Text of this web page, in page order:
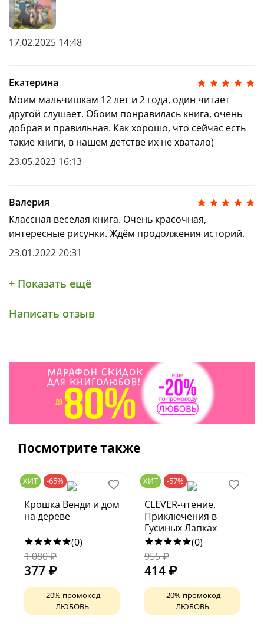
17.02.2025 14:48
Екатерина
Моим мальчишкам 12 лет и 2 года, один читает
другой слушает. Обоим понравилась книга, очень
добрая и правильная. Как хорошо, что сейчас есть
такие книги, в нашем детстве их не хватало)
23.05.2023 16:13
Валерия
Классная веселая книга. Очень красочная,
интересные рисунки. Ждём продолжения историй.
23.01.2022 20:31
+ Показать ещё
Написать отзыв
Посмотрите также
ХИТ -65%
Крошка Венди и дом
на дереве
(0)
1 080₽
377 ₽
-20% промокод
ЛЮБОВЬ
ХИТ -57%
CLEVER-чтение.
Приключения в
Гусиных Лапках
(0)
955₽
414 ₽
-20% промокод
ЛЮБОВЬ